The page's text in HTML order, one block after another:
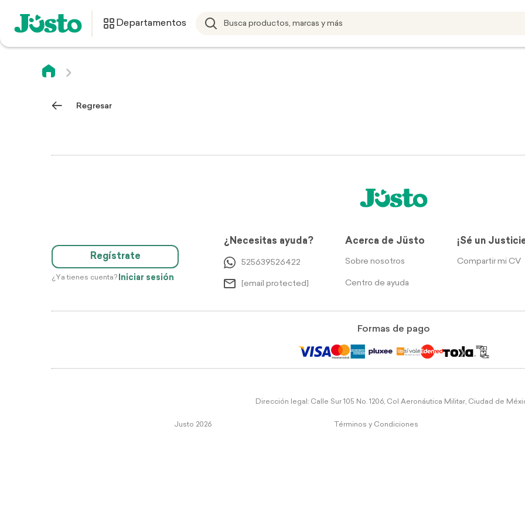
Departamentos
Regresar
Regístrate
¿Ya tienes cuenta? Iniciar sesión
¿Necesitas ayuda?
525639526422
[email protected]
Acerca de Jüsto
Sobre nosotros
Centro de ayuda
¡Sé un
Compartir mi CV
Formas de pago
Dirección legal: Calle Sur 105 No. 1206, Col Aeronáutica Militar, Ciudad de
Justo 2026 Términos y Condiciones